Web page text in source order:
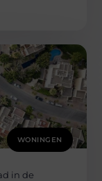
WONINGEN
in de